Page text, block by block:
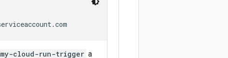
my-cloud-run-trigger a